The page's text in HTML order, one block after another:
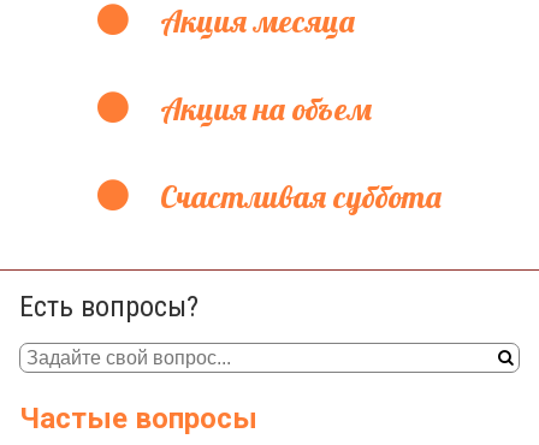
Акция месяца
Акция на объем
Счастливая суббота
Есть вопросы?
Частые вопросы